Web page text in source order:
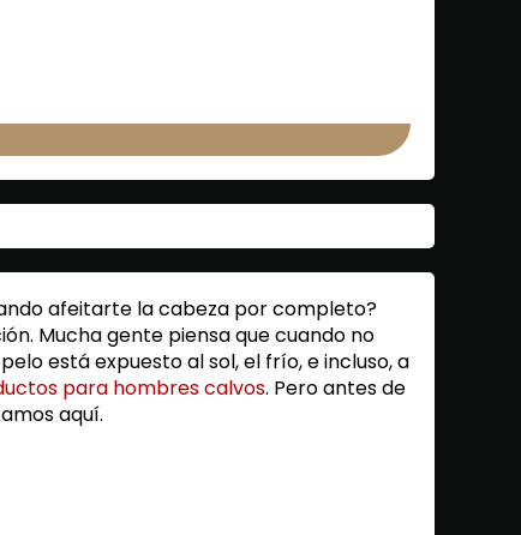
afeitarte la cabeza por completo?
Mucha gente piensa que cuando no
está expuesto al sol, el frío, e incluso, a
para hombres calvos. Pero antes de
aquí.